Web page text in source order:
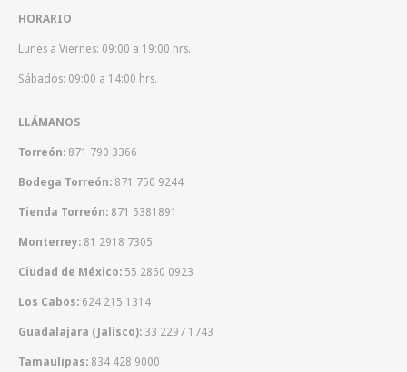
HORARIO
Lunes a Viernes: 09:00 a 19:00 hrs.
Sábados: 09:00 a 14:00 hrs.
LLÁMANOS
Torreón: 871 790 3366
Bodega Torreón: 871 750 9244
Tienda Torreón: 871 5381891
Monterrey: 81 2918 7305
Ciudad de México: 55 2860 0923
Los Cabos: 624 215 1314
Guadalajara (Jalisco): 33 2297 1743
Tamaulipas: 834 428 9000